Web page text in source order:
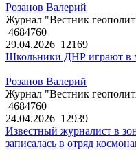
Розанов Валерий
Журнал "Вестник
4684760
29.04.2026 12169
Школьники ДНР играют в
Розанов Валерий
Журнал "Вестник
4684760
24.04.2026 12939
Известный журналист в
записалась в отряд